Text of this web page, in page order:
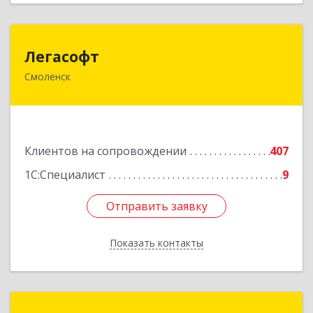
Легасофт
Смоленск
Клиентов на сопровождении
407
1С:Специалист
9
Отправить заявку
Показать контакты
214018, Смоленская обл, Смоленск г, Ново-
Отправить заявку
Назад